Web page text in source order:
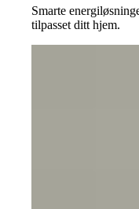
Smarte
tilpasset ditt hjem.